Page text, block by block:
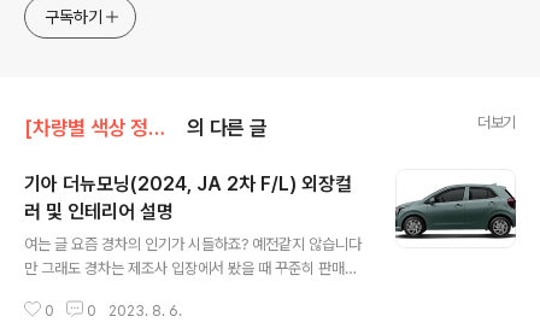
구독하기
[차량별 색상 정보]/기아차 색상 의 다른 글 더보기
기아 더뉴모닝(2024, JA 2차 F/L) 외장컬
러 및 인테리어 설명
여는 글 요즘 경차의 인기가 시들하죠? 예전같지 않습니다
만 그래도 경차는 제조사 입장에서 봤을 때 꾸준히 판매가
쉽게 볼 수 있죠. 사업자들은 물론 개인들에게도 상당한 이
0 0 2023. 8. 6.